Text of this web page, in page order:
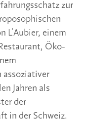
zur
L’Aubier, einem
Öko-
assoziativer
Jahren als
der
in der Schweiz.